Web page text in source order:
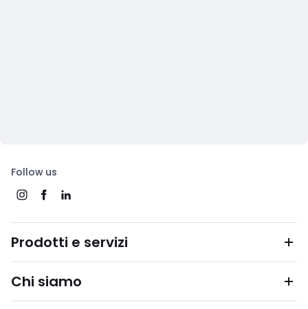
Follow us
Prodotti e servizi
Chi siamo